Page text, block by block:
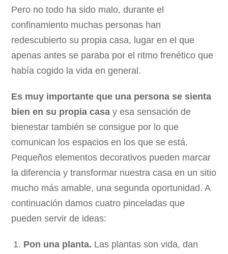
Pero no todo ha sido malo, durante el
confinamiento muchas personas han
redescubierto su propia casa, lugar en el que
apenas antes se paraba por el ritmo frenético que
había cogido la vida en general.
Es muy importante que una persona se sienta
bien en su propia casa y esa sensación de
bienestar también se consigue por lo que
comunican los espacios en los que se está.
Pequeños elementos decorativos pueden marcar
la diferencia y transformar nuestra casa en un sitio
mucho más amable, una segunda oportunidad. A
continuación damos cuatro pinceladas que
pueden servir de ideas:
Pon una planta. Las plantas son vida, dan